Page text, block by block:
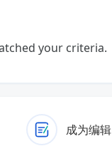
your criteria.
成为编辑